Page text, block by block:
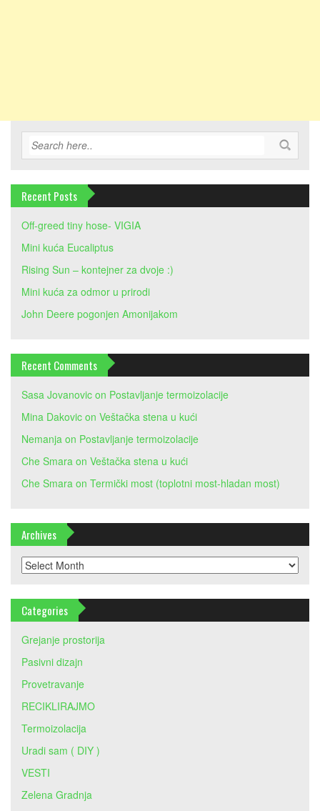
Recent Posts
Off-greed tiny hose- VIGIA
Mini kuća Eucaliptus
Rising Sun – kontejner za dvoje :)
Mini kuća za odmor u prirodi
John Deere pogonjen Amonijakom
Recent Comments
Sasa Jovanovic on Postavljanje termoizolacije
Mina Dakovic on Veštačka stena u kući
Nemanja on Postavljanje termoizolacije
Che Smara on Veštačka stena u kući
Che Smara on Termički most (toplotni most-hladan most)
Archives
Archives
Categories
Grejanje prostorija
Pasivni dizajn
Provetravanje
RECIKLIRAJMO
Termoizolacija
Uradi sam ( DIY )
VESTI
Zelena Gradnja